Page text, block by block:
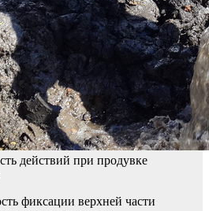
действий при продувке
фиксации верхней части